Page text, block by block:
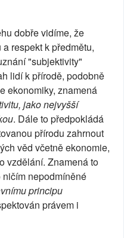
dobře vidíme, že
respekt k předmětu,
"subjektivity"
lidí k přírodě, podobně
ekonomiky, znamená
jako nejvyšší
. Dále to předpokládá
přírodu zahrnout
věd včetně ekonomie,
vzdělání. Znamená to
nepodmíněné
principu
právem i